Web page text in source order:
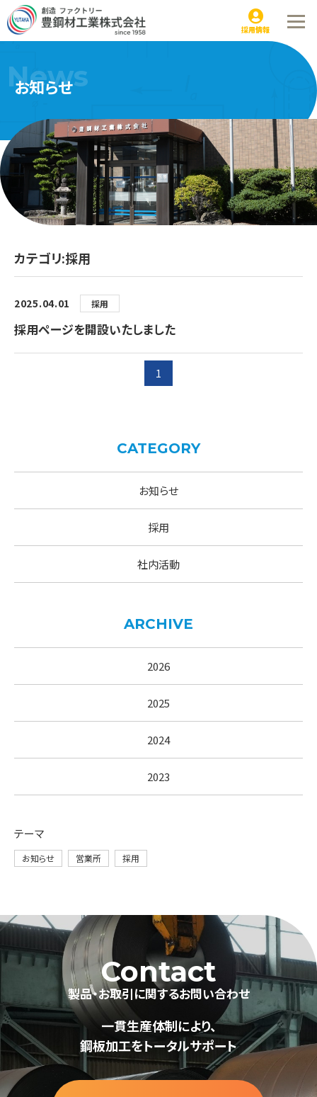
採用情報
お知らせ
News
お知らせ
カテゴリ:採用
2025.04.01 採用
採用ページを開設いたしました
1
CATEGORY
お知らせ
採用
社内活動
ARCHIVE
2026
2025
2024
2023
テーマ
お知らせ 営業所 採用
Contact
製品・お取引に関するお問い合わせ
一貫生産体制により、
鋼板加工をトータルサポート